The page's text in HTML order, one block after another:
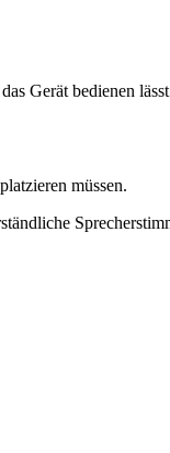
Gerät bedienen
müssen.